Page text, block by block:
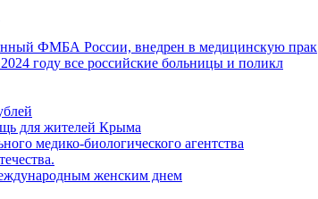
ФМБА России, внедрен в медицинскую прак
году все российские больницы и поликл
для жителей Крыма
медико-биологического агентства
женским днем